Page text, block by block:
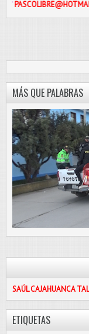
MÁS QUE PALABRAS
SAÚL CAJAHUANCA
ETIQUETAS